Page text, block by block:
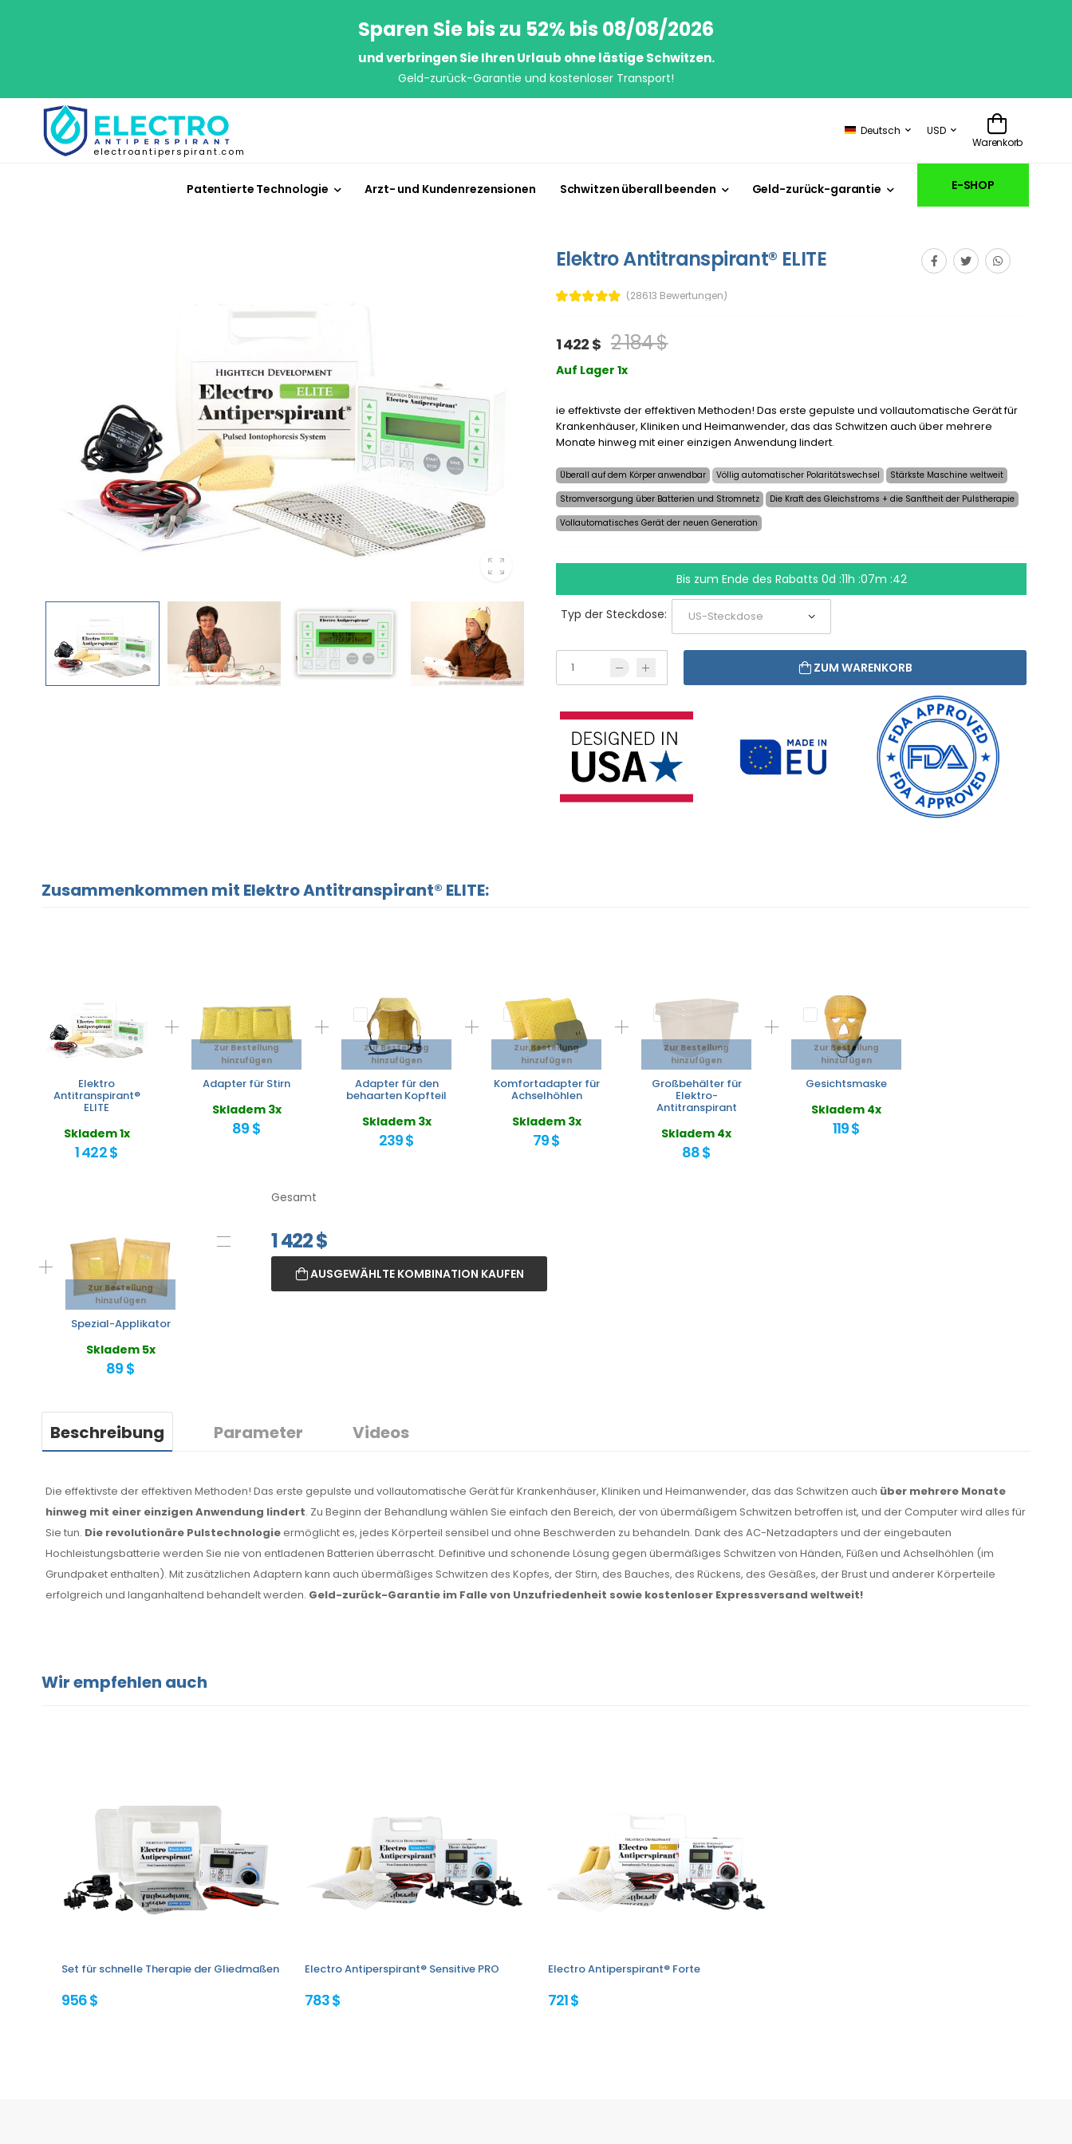
Sparen Sie bis zu 52% bis 08/08/2026
und verbringen Sie Ihren Urlaub ohne lästige Schwitzen.
Geld-zurück-Garantie und kostenloser Transport!
electroantiperspirant.com
Deutsch
USD
Warenkorb
Patentierte Technologie Arzt- und Kundenrezensionen Schwitzen überall beenden Geld-zurück-garantie E-SHOP
Elektro Antitranspirant® ELITE
(28613 Bewertungen)
1 422 $ 2 184 $
Auf Lager 1x
ie effektivste der effektiven Methoden! Das erste gepulste und vollautomatische Gerät für
Krankenhäuser, Kliniken und Heimanwender, das das Schwitzen auch über mehrere
Monate hinweg mit einer einzigen Anwendung lindert.
Überall auf dem Körper anwendbar Völlig automatischer Polaritätswechsel
Stärkste Maschine weltweit
Stromversorgung über Batterien und Stromnetz
Die Kraft des Gleichstroms + die Sanftheit der Pulstherapie
Vollautomatisches Gerät der neuen Generation
Bis zum Ende des Rabatts0d :11h :07m :41
Typ der Steckdose:
ZUM WARENKORB
Zusammenkommen mit Elektro Antitranspirant® ELITE:
Elektro
Antitranspirant®
ELITE
Skladem 1x
1 422 $
Zur Bestellung
hinzufügen
Adapter für Stirn
Skladem 3x
89 $
Zur Bestellung
hinzufügen
Adapter für den
behaarten Kopfteil
Skladem 3x
239 $
Zur Bestellung
hinzufügen
Komfortadapter für
Achselhöhlen
Skladem 3x
79 $
Zur Bestellung
hinzufügen
Großbehälter für
Elektro-
Antitranspirant
Skladem 4x
88 $
Zur Bestellung
hinzufügen
Gesichtsmaske
Skladem 4x
119 $
Zur Bestellung
hinzufügen
Spezial-Applikator
Skladem 5x
89 $
Gesamt
1 422$
AUSGEWÄHLTE KOMBINATION KAUFEN
Beschreibung Parameter Videos
Die effektivste der effektiven Methoden! Das erste gepulste und vollautomatische Gerät für Krankenhäuser, Kliniken und Heimanwender, das das Schwitzen auch über mehrere Monate
hinweg mit einer einzigen Anwendung lindert. Zu Beginn der Behandlung wählen Sie einfach den Bereich, der von übermäßigem Schwitzen betroffen ist, und der Computer wird alles für
Sie tun. Die revolutionäre Pulstechnologieermöglicht es, jedes Körperteil sensibel und ohne Beschwerden zu behandeln. Dank des AC-Netzadapters und der eingebauten
Hochleistungsbatterie werden Sie nie von entladenen Batterien überrascht. Definitive und schonende Lösung gegen übermäßiges Schwitzen von Händen, Füßen und Achselhöhlen (im
Grundpaket enthalten). Mit zusätzlichen Adaptern kann auch übermäßiges Schwitzen des Kopfes, der Stirn, des Bauches, des Rückens, des Gesäßes, der Brust und anderer Körperteile
erfolgreich und langanhaltend behandelt werden. Geld-zurück-Garantie im Falle von Unzufriedenheit sowie kostenloser Expressversand weltweit!
Wir empfehlen auch
Set für schnelle Therapie der Gliedmaßen
956 $
Electro Antiperspirant® Sensitive PRO
783 $
Electro Antiperspirant® Forte
721 $